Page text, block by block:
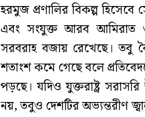
হরমুজ প্রণালির বিকল্প
এবং সংযুক্ত আরব আমিরাত
সরবরাহ বজায় রেখেছে। তবু
শতাংশ কমে গেছে বলে
পড়ছে। যদিও যুক্তরাষ্ট্র
নয়, তবুও দেশটির অভ্যন্তরীণ